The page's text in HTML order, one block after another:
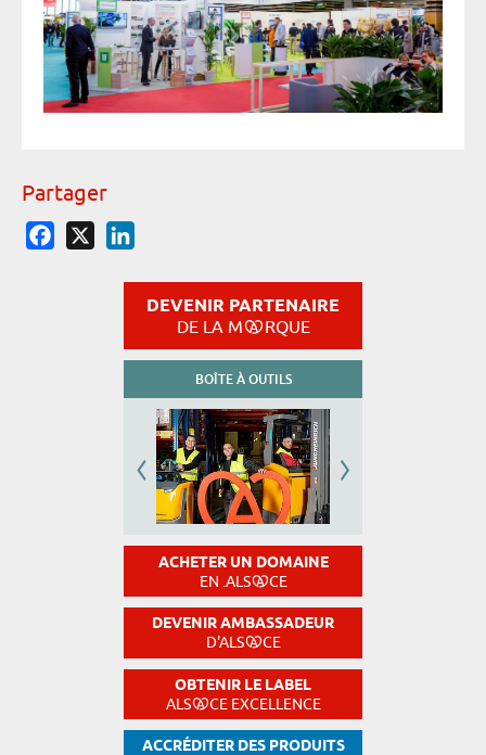
Partager
Facebook
DEVENIR PARTENAIRE
DE LA M RQUE
BOÎTE À OUTILS
ACHETER UN DOMAINE
EN .ALS CE
DEVENIR AMBASSADEUR
D'ALS CE
OBTENIR LE LABEL
ALS CE EXCELLENCE
ACCRÉDITER DES PRODUITS